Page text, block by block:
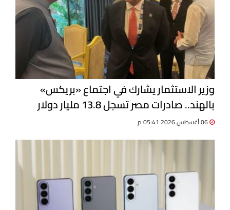
وزير الاستثمار يشارك في اجتماع «بريكس»
بالهند.. صادرات مصر تسجل 13.8 مليار دولار